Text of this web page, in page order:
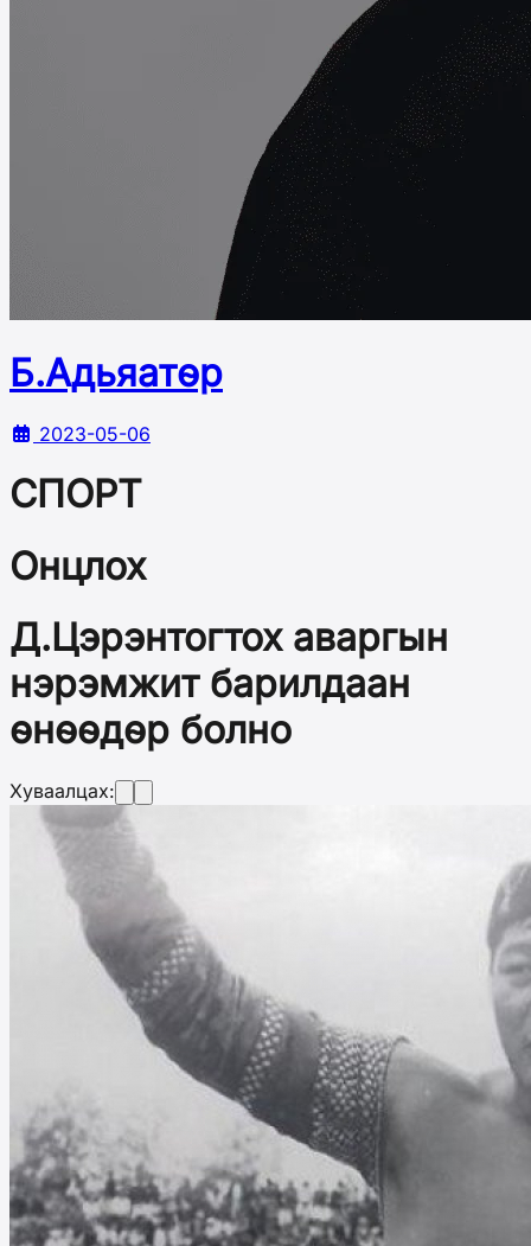
Б.Адьяатөр
2023-05-06
СПОРТ
Онцлох
Д.Цэрэнтогтох аваргын
нэрэмжит барилдаан
өнөөдөр болно
Хуваалцах: